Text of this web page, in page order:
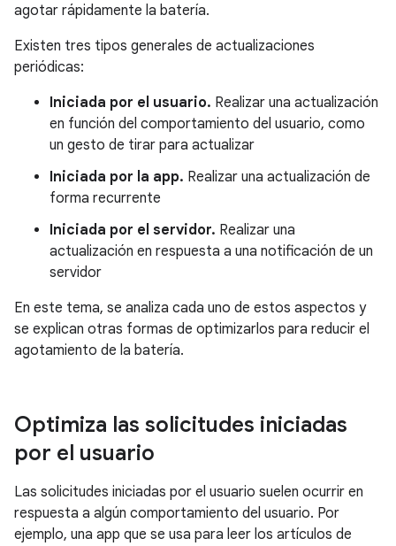
agotar rápidamente la batería.
Existen tres tipos generales de actualizaciones
periódicas:
Iniciada por el usuario. Realizar una actualización
en función del comportamiento del usuario, como
un gesto de tirar para actualizar
Iniciada por la app. Realizar una actualización de
forma recurrente
Iniciada por el servidor. Realizar una
actualización en respuesta a una notificación de un
servidor
En este tema, se analiza cada uno de estos aspectos y
se explican otras formas de optimizarlos para reducir el
agotamiento de la batería.
Optimiza las solicitudes iniciadas
por el usuario
Las solicitudes iniciadas por el usuario suelen ocurrir en
respuesta a algún comportamiento del usuario. Por
ejemplo, una app que se usa para leer los artículos de